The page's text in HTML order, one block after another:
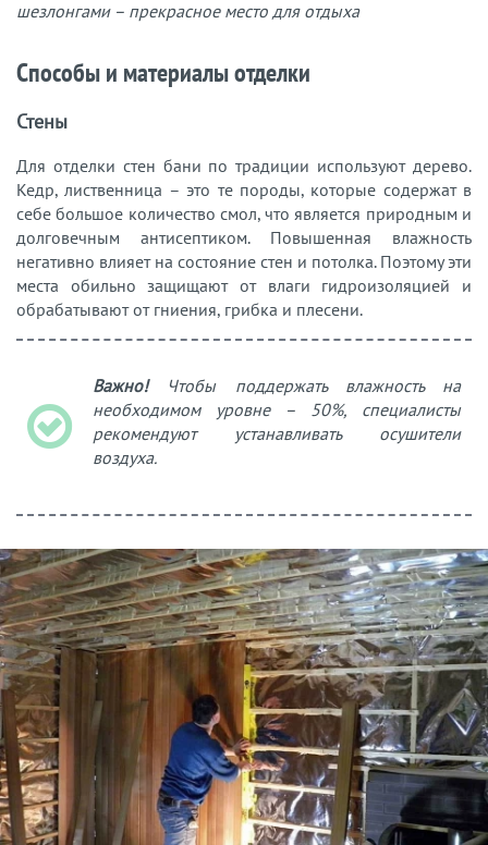
шезлонгами – прекрасное место для отдыха
Способы и материалы отделки
Стены
Для отделки стен бани по традиции используют дерево.
Кедр, лиственница – это те породы, которые содержат в
себе большое количество смол, что является природным и
долговечным антисептиком. Повышенная влажность
негативно влияет на состояние стен и потолка. Поэтому эти
места обильно защищают от влаги гидроизоляцией и
обрабатывают от гниения, грибка и плесени.
Важно!
Чтобы поддержать влажность на
необходимом уровне – 50%, специалисты
рекомендуют устанавливать осушители
воздуха.